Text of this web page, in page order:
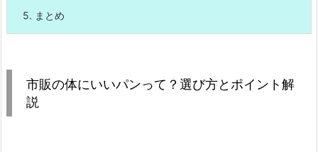
5. まとめ
市販の体にいいパンって？選び方とポイント解
説